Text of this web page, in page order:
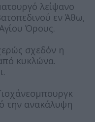
λείψανο
εν Άθω,
Όρους.
σχεδόν η
κυκλώνα.
την ανακάλυψη